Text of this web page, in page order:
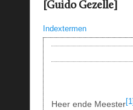
[Guido Gezelle]
Indextermen
Heer ende Meester[1]